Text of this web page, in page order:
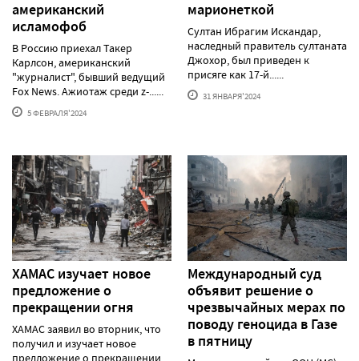
американский
исламофоб
В Россию приехал Такер
Карлсон, американский
"журналист", бывший ведущий
Fox News. Ажиотаж среди z-......
5 ФЕВРАЛЯ'2024
марионеткой
Султан Ибрагим Искандар,
наследный правитель султаната
Джохор, был приведен к
присяге как 17-й......
31 ЯНВАРЯ'2024
ХАМАС изучает новое
предложение о
прекращении огня
ХАМАС заявил во вторник, что
получил и изучает новое
предложение о прекращении
Международный суд
объявит решение о
чрезвычайных мерах по
поводу геноцида в Газе
в пятницу